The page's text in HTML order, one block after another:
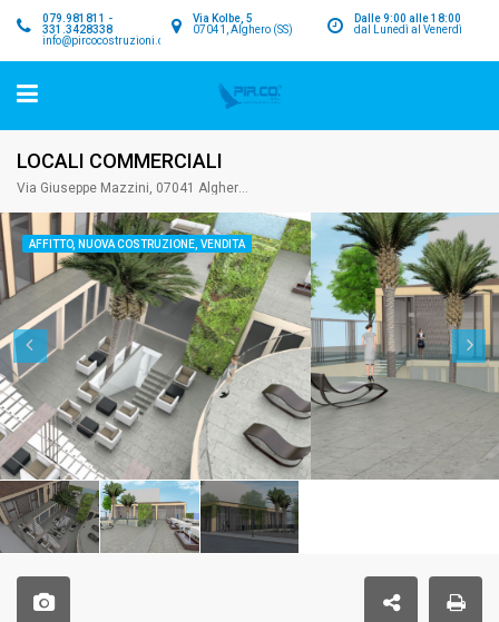
Dalle 9:00 alle 18:00
dal Lunedì al Venerdì
Via Kolbe, 5
07041, Alghero (SS)
079.981811 -
331.3428338
info@pircocostruzioni.com
LOCALI COMMERCIALI
Via Giuseppe Mazzini, 07041 Alghero SS, Italia
AFFITTO, NUOVA COSTRUZIONE, VENDITA